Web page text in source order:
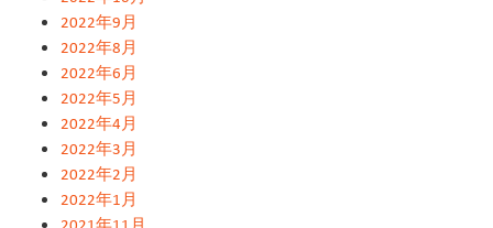
2022年9月
2022年8月
2022年6月
2022年5月
2022年4月
2022年3月
2022年2月
2022年1月